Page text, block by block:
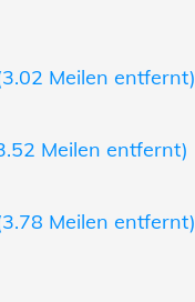
Meilen entfernt)
Meilen entfernt)
Meilen entfernt)